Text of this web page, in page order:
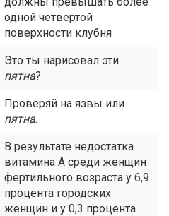
одной четвертой
поверхности клубня
Это ты нарисовал эти
пятна?
Проверяй на язвы или
пятна.
В результате недостатка
витамина А среди женщин
фертильного возраста у 6,9
процента городских
женщин и у 0,3 процента